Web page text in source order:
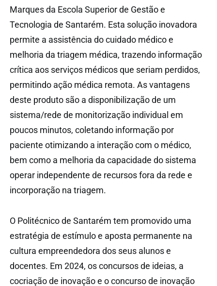
Marques da Escola Superior de Gestão e
Tecnologia de Santarém. Esta solução inovadora
permite a assistência do cuidado médico e
melhoria da triagem médica, trazendo informação
crítica aos serviços médicos que seriam perdidos,
permitindo ação médica remota. As vantagens
deste produto são a disponibilização de um
sistema/rede de monitorização individual em
poucos minutos, coletando informação por
paciente otimizando a interação com o médico,
bem como a melhoria da capacidade do sistema
operar independente de recursos fora da rede e
incorporação na triagem.
O Politécnico de Santarém tem promovido uma
estratégia de estímulo e aposta permanente na
cultura empreendedora dos seus alunos e
docentes. Em 2024, os concursos de ideias, a
cocriação de inovação e o concurso de inovação